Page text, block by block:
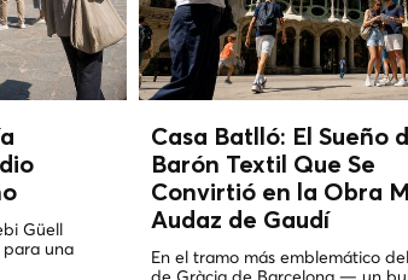
Güell
para una
Casa Batlló: El Sueño
Barón Textil Que Se
Convirtió en la Obra
Audaz de Gaudí
En el tramo más emblemático